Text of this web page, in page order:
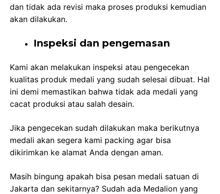
dan tidak ada revisi maka proses produksi kemudian
akan dilakukan.
Inspeksi dan pengemasan
Kami akan melakukan inspeksi atau pengecekan
kualitas produk medali yang sudah selesai dibuat. Hal
ini demi memastikan bahwa tidak ada medali yang
cacat produksi atau salah desain.
Jika pengecekan sudah dilakukan maka berikutnya
medali akan segera kami packing agar bisa
dikirimkan ke alamat Anda dengan aman.
Masih bingung apakah bisa pesan medali satuan di
Jakarta dan sekitarnya? Sudah ada Medalion yang